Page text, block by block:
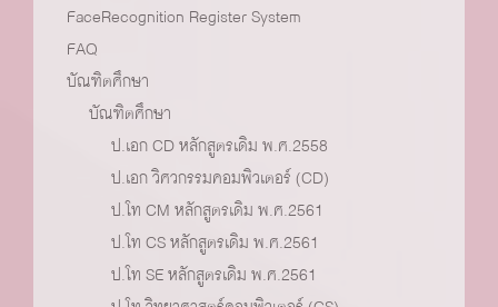
FaceRecognition Register System
FAQ
บัณฑิตศึกษา
บัณฑิตศึกษา
ป.เอก CD หลักสูตรเดิม พ.ศ.2558
ป.เอก วิศวกรรมคอมพิวเตอร์ (CD)
ป.โท CM หลักสูตรเดิม พ.ศ.2561
ป.โท CS หลักสูตรเดิม พ.ศ.2561
ป.โท SE หลักสูตรเดิม พ.ศ.2561